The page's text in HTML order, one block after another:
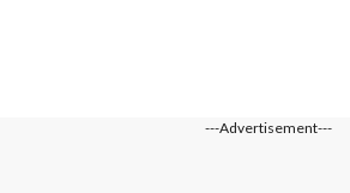
---Advertisement---